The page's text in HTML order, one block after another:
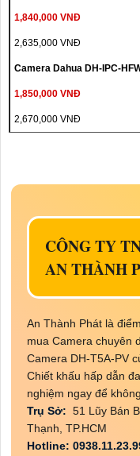
1,840,000 VNĐ
2,635,000 VNĐ
Camera Dahua DH-IPC-
1,850,000 VNĐ
2,670,000 VNĐ
CÔNG TY
AN THÀNH
An Thành Phát là
mua Camera chuyên
Camera DH-T5A-PV
Chiết khấu hấp dẫn
nghiệm ngay để
Trụ Sở: 51 Lũy Bán
Thạnh, TP.HCM
Hotline: